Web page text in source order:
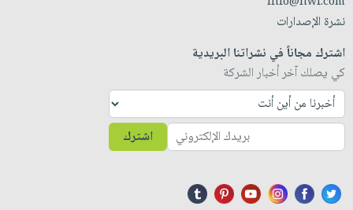
نشرة الإصدارات
اشترك مجاناً في نشراتنا البريدية
كي يصلك آخر أخبار الشركة
اشترك